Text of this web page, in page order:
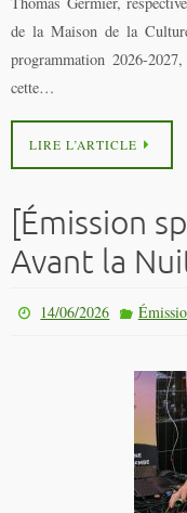
de la Maison de la
programmation 2026-
cette…
LIRE L’ARTICLE
[Émission
Avant la
14/06/2026